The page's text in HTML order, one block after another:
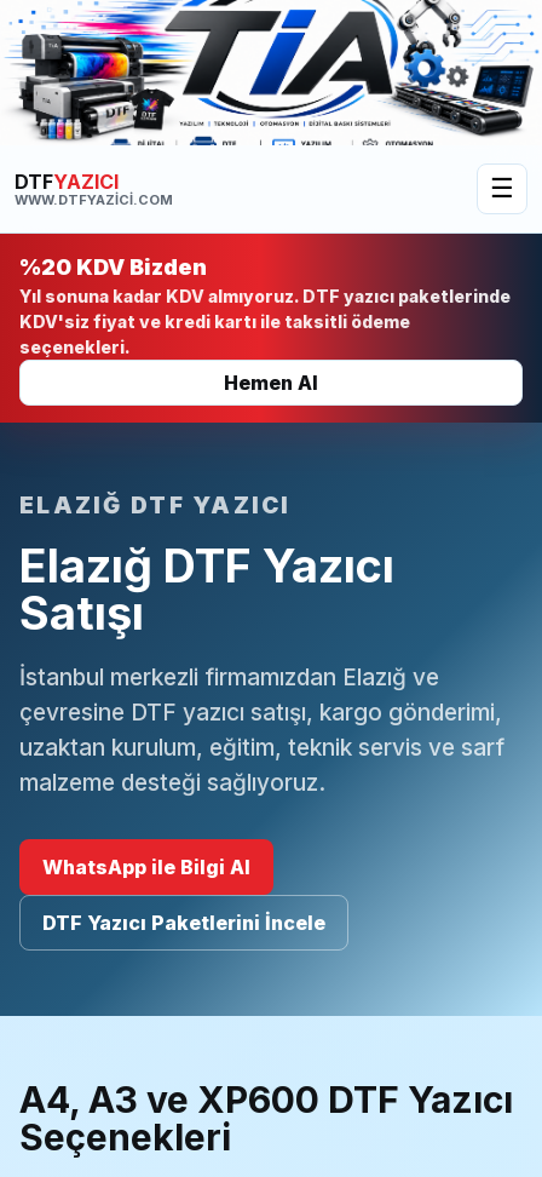
DTFYAZICI
WWW.DTFYAZICI.COM ☰
%20 KDV Bizden
Yıl sonuna kadar KDV almıyoruz. DTF yazıcı paketlerinde
KDV'siz fiyat ve kredi kartı ile taksitli ödeme
seçenekleri.
Hemen Al
ELAZIĞ DTF YAZICI
Elazığ DTF Yazıcı
Satışı
İstanbul merkezli firmamızdan Elazığ ve
çevresine DTF yazıcı satışı, kargo gönderimi,
uzaktan kurulum, eğitim, teknik servis ve sarf
malzeme desteği sağlıyoruz.
WhatsApp ile Bilgi Al
DTF Yazıcı Paketlerini İncele
A4, A3 ve XP600 DTF Yazıcı
Seçenekleri